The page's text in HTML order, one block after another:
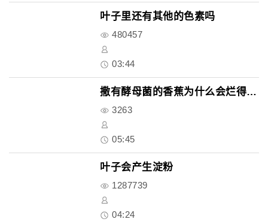
叶子里还有其他的色素吗
480457
03:44
撒有酵母菌的香蕉为什么会烂得更..
3263
05:45
叶子会产生淀粉
1287739
04:24